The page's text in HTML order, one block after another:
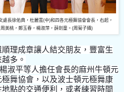
處長徐佑典，杜麗雲(中)和四各元極舞協會會長，右起，
周美桃，鄭玉春，楊淑萍，薛劍童。(周菊子攝)
理成章讓人結交朋友，豐富生
多。
淑平等人擔任會長的麻州牛頓元
舞協會，以及波士頓元極舞康
點的交通便利，或者練習時間